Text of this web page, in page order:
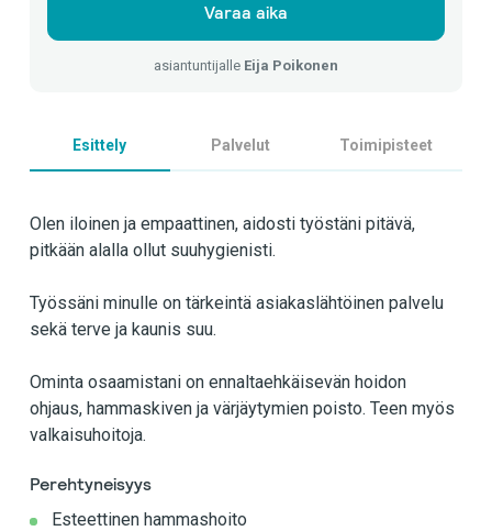
Varaa aika
asiantuntijalle Eija Poikonen
Esittely Palvelut Toimipisteet
Olen iloinen ja empaattinen, aidosti työstäni pitävä,
pitkään alalla ollut suuhygienisti.
Työssäni minulle on tärkeintä asiakaslähtöinen palvelu
sekä terve ja kaunis suu.
Ominta osaamistani on ennaltaehkäisevän hoidon
ohjaus, hammaskiven ja värjäytymien poisto. Teen myös
valkaisuhoitoja.
Perehtyneisyys
Esteettinen hammashoito